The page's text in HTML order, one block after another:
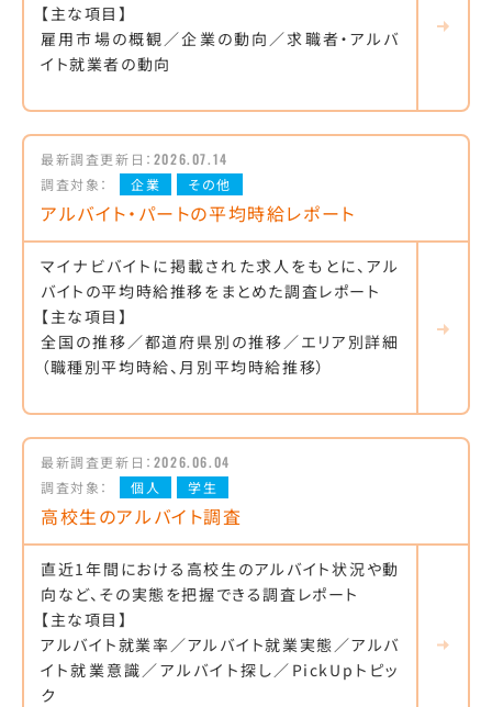
【主な項目】
雇用市場の概観／企業の動向／求職者・アルバ
イト就業者の動向
最新調査更新日： 2026.07.14
調査対象：
企業 その他
アルバイト・パートの平均時給レポート
マイナビバイトに掲載された求人をもとに、アル
バイトの平均時給推移をまとめた調査レポート
【主な項目】
全国の推移／都道府県別の推移／エリア別詳細
（職種別平均時給、月別平均時給推移）
最新調査更新日： 2026.06.04
調査対象：
個人 学生
高校生のアルバイト調査
直近1年間における高校生のアルバイト状況や動
向など、その実態を把握できる調査レポート
【主な項目】
アルバイト就業率／アルバイト就業実態／アルバ
イト就業意識／アルバイト探し／PickUpトピッ
ク